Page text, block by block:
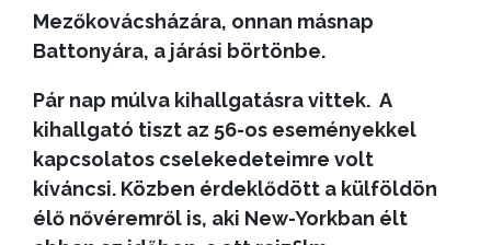
Mezőkovácsházára, onnan másnap
Battonyára, a járási börtönbe.
Pár nap múlva kihallgatásra vittek. A
kihallgató tiszt az 56-os eseményekkel
kapcsolatos cselekedeteimre volt
kíváncsi. Közben érdeklődött a külföldön
élő nővéremről is, aki New-Yorkban élt